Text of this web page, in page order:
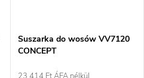
Suszarka do wosów VV7120
CONCEPT